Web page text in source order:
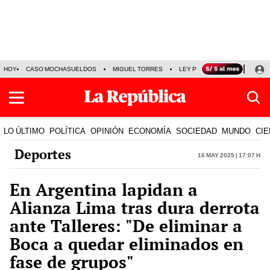
HOY CASO MOCHASUELDOS MIGUEL TORRES LEY PULPÍN PRECIO DEL
LO ÚLTIMO POLÍTICA OPINIÓN ECONOMÍA SOCIEDAD MUNDO
Deportes 16 May 2025 | 17:07 h
En Argentina lapidan a
Alianza Lima tras dura derrota
ante Talleres: "De eliminar a
Boca a quedar eliminados en
fase de grupos"